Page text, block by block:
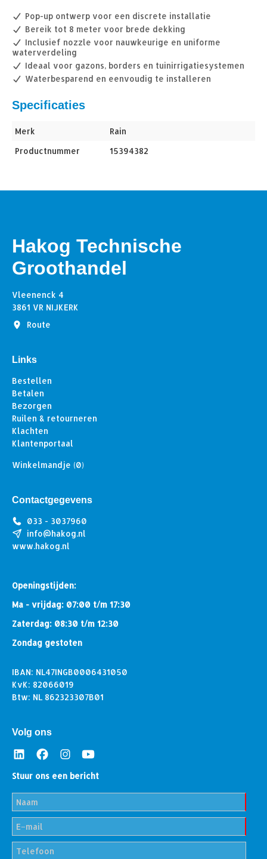
Pop-up ontwerp voor een discrete installatie
Bereik tot 8 meter voor brede dekking
Inclusief nozzle voor nauwkeurige en uniforme
waterverdeling
Ideaal voor gazons, borders en tuinirrigatiesystemen
Waterbesparend en eenvoudig te installeren
Specificaties
Merk
Rain
Productnummer
15394382
Hakog Technische
Groothandel
Vleenenck 4
3861 VR NIJKERK
Route
Links
Bestellen
Betalen
Bezorgen
Ruilen & retourneren
Klachten
Klantenportaal
Winkelmandje (0)
Contactgegevens
033 - 3037960
info@hakog.nl
www.hakog.nl
Openingstijden:
Ma - vrijdag: 07:00 t/m 17:30
Zaterdag: 08:30 t/m 12:30
Zondag gestoten
IBAN: NL47INGB0006431050
KvK: 82066019
Btw: NL 862323307B01
Volg ons
Stuur ons een bericht